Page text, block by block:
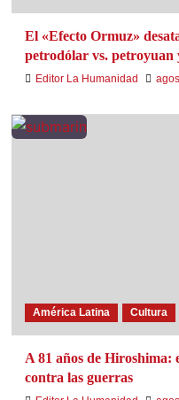
El «Efecto Ormuz»
petrodólar vs. petroyuan
Editor La Humanidad
América Latina Cultura
A 81 años de Hiroshima:
contra las guerras